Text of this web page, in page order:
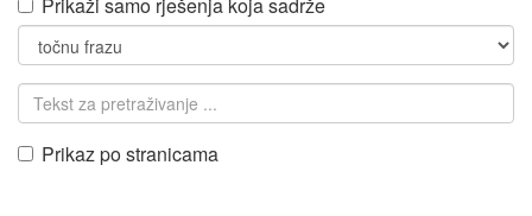
Prikaz po stranicama